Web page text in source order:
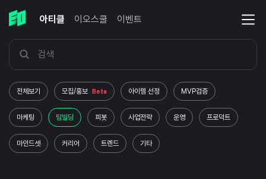
아티클 이오스쿨 이벤트
전체보기 모집/홍보 Beta 아이템 선정 MVP검증
마케팅 팀빌딩 피봇 사업전략 운영 프로덕트
마인드셋 커리어 트렌드 기타